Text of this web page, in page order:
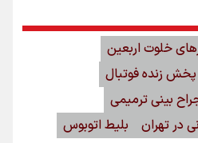
خلوت اربعین
پخش زنده فوتبال
بینی ترمیمی
در تهران
بلیط اتوبوس